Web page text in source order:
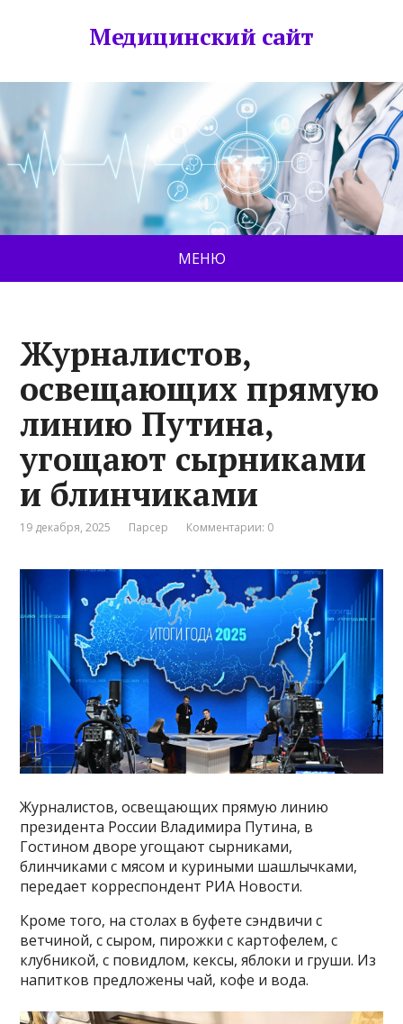
Медицинский сайт
МЕНЮ
Журналистов,
освещающих прямую
линию Путина,
угощают сырниками
и блинчиками
19 декабря, 2025 Парсер Комментарии: 0
Журналистов, освещающих прямую линию
президента России Владимира Путина, в
Гостином дворе угощают сырниками,
блинчиками с мясом и куриными шашлычками,
передает корреспондент РИА Новости.
Кроме того, на столах в буфете сэндвичи с
ветчиной, с сыром, пирожки с картофелем, с
клубникой, с повидлом, кексы, яблоки и груши. Из
напитков предложены чай, кофе и вода.